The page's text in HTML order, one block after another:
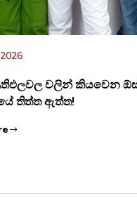
වලින් කියවෙන
තිත්ත ඇත්ත!